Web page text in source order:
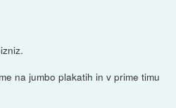
na jumbo plakatih in v prime timu